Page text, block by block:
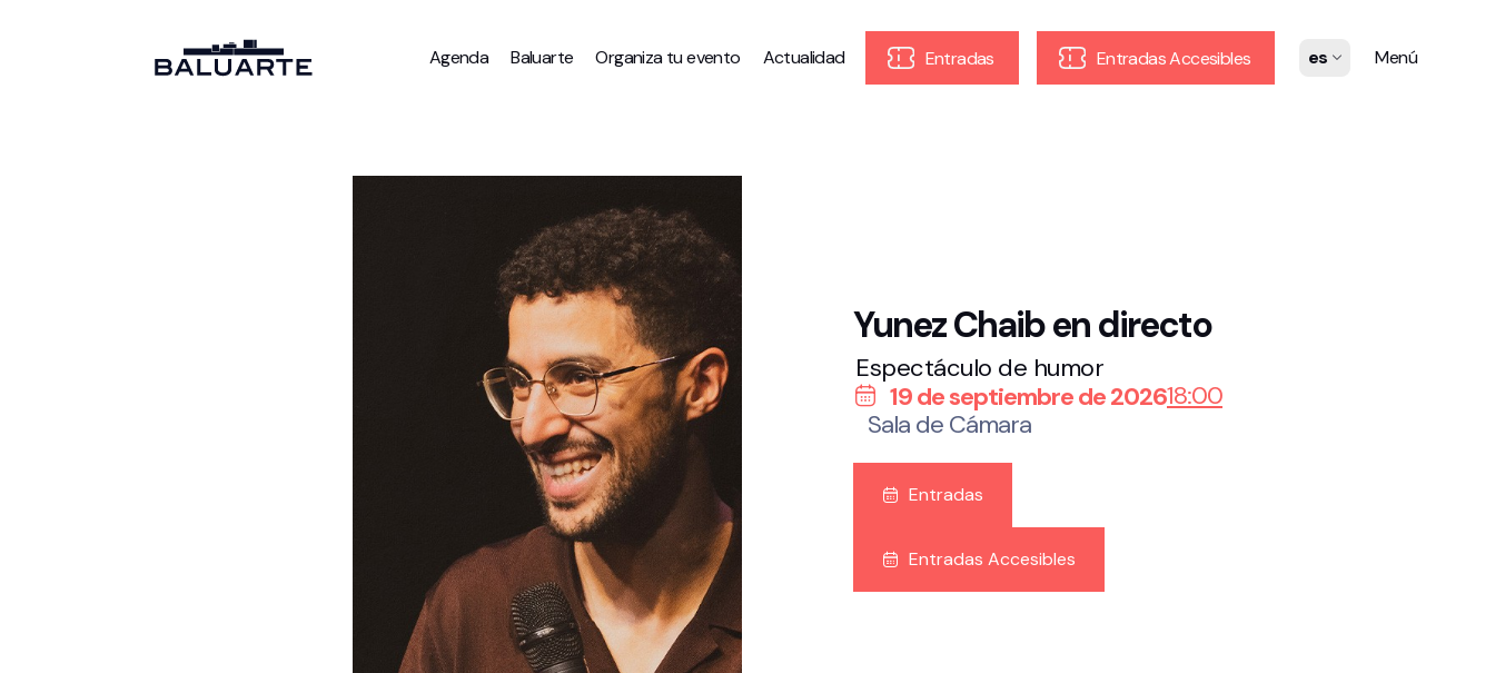
Agenda Baluarte Organiza tu evento Actualidad Entradas Entradas Accesibles es Menú
Yunez Chaib en directo
Espectáculo de humor
19 de septiembre de 202618:00
Sala de Cámara
Entradas
Entradas Accesibles